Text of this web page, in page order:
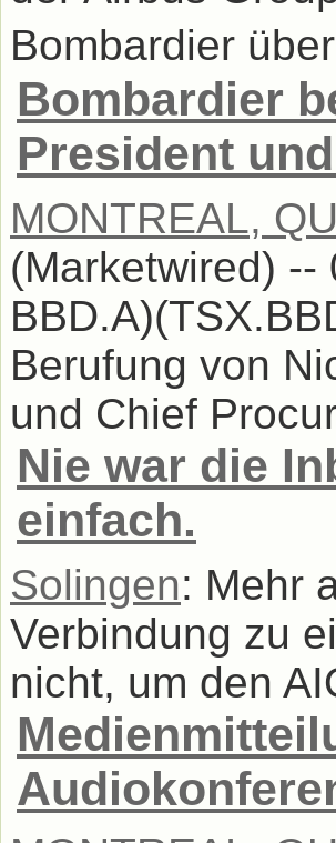
Bombardier
Bombardier
President
MONTREAL,
(Marketwired) --
Berufung von
und Chief
Nie war die
einfach.
Solingen: Mehr
Verbindung zu
nicht, um den